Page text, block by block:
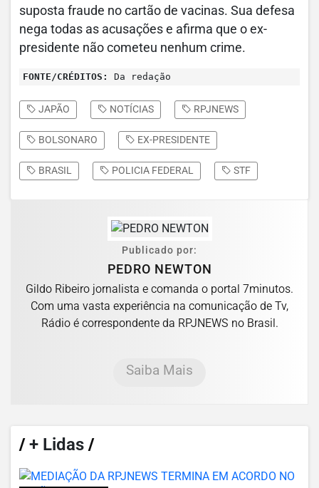
suposta fraude no cartão de vacinas. Sua defesa
nega todas as acusações e afirma que o ex-
presidente não cometeu nenhum crime.
FONTE/CRÉDITOS: Da redação
JAPÃO NOTÍCIAS RPJNEWS
BOLSONARO EX-PRESIDENTE
BRASIL POLICIA FEDERAL STF
Publicado por:
PEDRO NEWTON
Gildo Ribeiro jornalista e comanda o portal 7minutos.
Com uma vasta experiência na comunicação de Tv,
Rádio é correspondente da RPJNEWS no Brasil.
Saiba Mais
/+ Lidas /